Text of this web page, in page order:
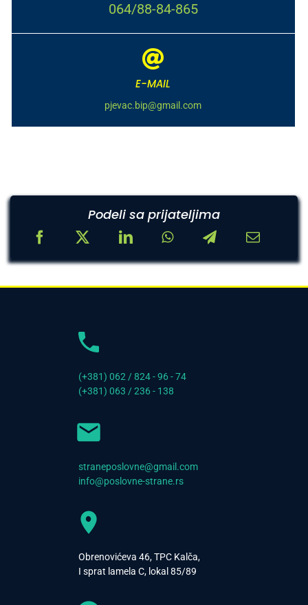
064/88-84-865
E-MAIL
pjevac.bip@gmail.com
Podeli sa prijateljima
(+381) 062 / 824 - 96 - 74
(+381) 063 / 236 - 138
straneposlovne@gmail.com
info@poslovne-strane.rs
Obrenovićeva 46, TPC Kalča,
I sprat lamela C, lokal 85/89